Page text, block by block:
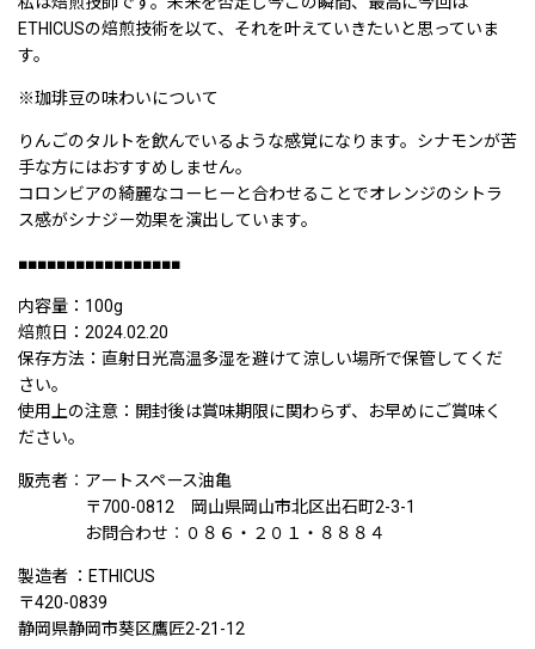
ETHICUSの焙煎技術を以て、それを叶えていきたいと思っていま
す。
※珈琲豆の味わいについて
りんごのタルトを飲んでいるような感覚になります。シナモンが苦
手な方にはおすすめしません。
コロンビアの綺麗なコーヒーと合わせることでオレンジのシトラ
ス感がシナジー効果を演出しています。
■■■■■■■■■■■■■■■■■
内容量：100g
焙煎日：2024.02.20
保存方法：直射日光高温多湿を避けて涼しい場所で保管してくだ
さい。
使用上の注意：開封後は賞味期限に関わらず、お早めにご賞味く
ださい。
販売者︰アートスペース油亀
〒700-0812 岡山県岡山市北区出石町2-3-1
お問合わせ︰０８６・２０１・８８８４
製造者 ：ETHICUS
〒420-0839
静岡県静岡市葵区鷹匠2-21-12